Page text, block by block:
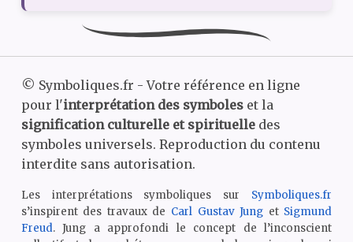
© Symboliques.fr - Votre référence en ligne
pour l'interprétation des symboleset la
signification culturelle et spirituelledes
symboles universels. Reproduction du contenu
interdite sans autorisation.
Les interprétations symboliques sur Symboliques.fr
s’inspirent des travaux de Carl Gustav Jung et Sigmund
Freud. Jung a approfondi le concept de l’inconscient